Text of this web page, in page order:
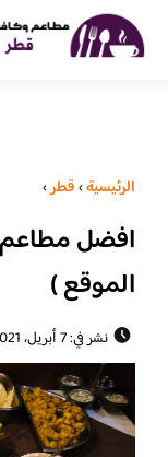
الرئيسية›قطر›
افضل مطاعم
الموقع )
نشر في: 7 أبريل، 2021